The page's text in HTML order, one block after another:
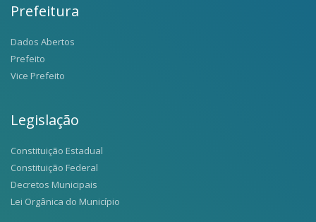
Prefeitura
Dados Abertos
Prefeito
Vice Prefeito
Legislação
Constituição Estadual
Constituição Federal
Decretos Municipais
Lei Orgânica do Município